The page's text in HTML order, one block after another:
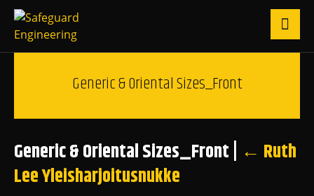
Generic & Oriental Sizes_Front
Generic & Oriental Sizes_Front ← Ruth
Lee Yleisharjoitusnukke